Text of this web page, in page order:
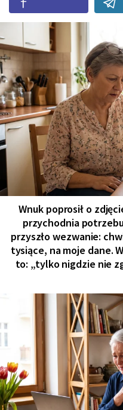
Wnuk poprosił o
przychodnia
przyszło wezwanie:
tysiące, na moje dane.
to: „tylko nigdzie nie